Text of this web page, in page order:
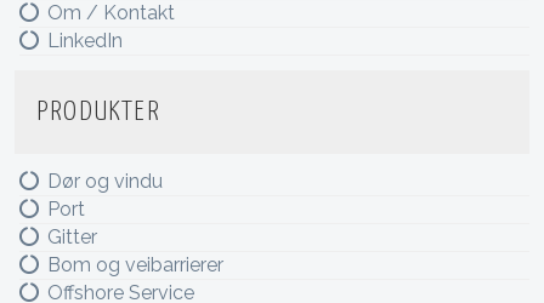
Om / Kontakt
LinkedIn
PRODUKTER
Dør og vindu
Port
Gitter
Bom og veibarrierer
Offshore Service